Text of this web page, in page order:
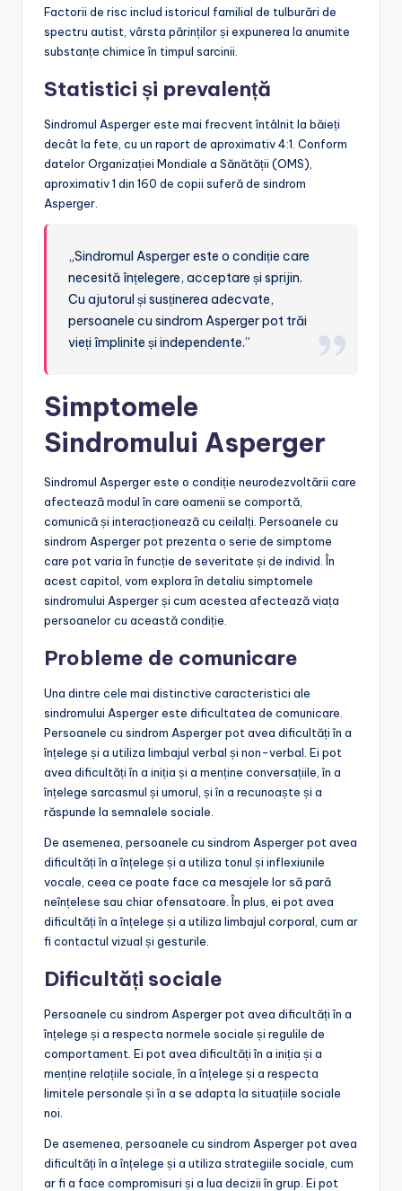
Factorii de risc includ istoricul familial de tulburări de
spectru autist, vârsta părinților și expunerea la anumite
substanțe chimice în timpul sarcinii.
Statistici și prevalență
Sindromul Asperger este mai frecvent întâlnit la băieți
decât la fete, cu un raport de aproximativ 4:1. Conform
datelor Organizației Mondiale a Sănătății (OMS),
aproximativ 1 din 160 de copii suferă de sindrom
Asperger.
„Sindromul Asperger este o condiție care
necesită înțelegere, acceptare și sprijin.
Cu ajutorul și susținerea adecvate,
persoanele cu sindrom Asperger pot trăi
vieți împlinite și independente.”
Simptomele
Sindromului Asperger
Sindromul Asperger este o condiție neurodezvoltării care
afectează modul în care oamenii se comportă,
comunică și interacționează cu ceilalți. Persoanele cu
sindrom Asperger pot prezenta o serie de simptome
care pot varia în funcție de severitate și de individ. În
acest capitol, vom explora în detaliu simptomele
sindromului Asperger și cum acestea afectează viața
persoanelor cu această condiție.
Probleme de comunicare
Una dintre cele mai distinctive caracteristici ale
sindromului Asperger este dificultatea de comunicare.
Persoanele cu sindrom Asperger pot avea dificultăți în a
înțelege și a utiliza limbajul verbal și non-verbal. Ei pot
avea dificultăți în a iniția și a menține conversațiile, în a
înțelege sarcasmul și umorul, și în a recunoaște și a
răspunde la semnalele sociale.
De asemenea, persoanele cu sindrom Asperger pot avea
dificultăți în a înțelege și a utiliza tonul și inflexiunile
vocale, ceea ce poate face ca mesajele lor să pară
neînțelese sau chiar ofensatoare. În plus, ei pot avea
dificultăți în a înțelege și a utiliza limbajul corporal, cum ar
fi contactul vizual și gesturile.
Dificultăți sociale
Persoanele cu sindrom Asperger pot avea dificultăți în a
înțelege și a respecta normele sociale și regulile de
comportament. Ei pot avea dificultăți în a iniția și a
menține relațiile sociale, în a înțelege și a respecta
limitele personale și în a se adapta la situațiile sociale
noi.
De asemenea, persoanele cu sindrom Asperger pot avea
dificultăți în a înțelege și a utiliza strategiile sociale, cum
ar fi a face compromisuri și a lua decizii în grup. Ei pot